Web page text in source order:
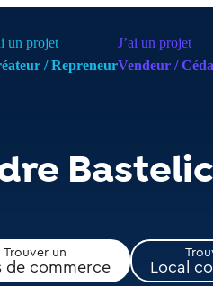
un projet
/ Repreneur
J’ai un projet
Vendeur /
Trouver un
de commerce Local